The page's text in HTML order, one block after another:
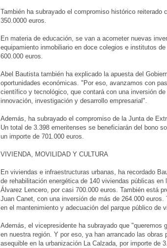
También ha subrayado el compromiso histórico
350.0000 euros.
En materia de educación, se van a acometer nuevas
equipamiento inmobiliario en doce colegios e institutos
600.000 euros.
Abel Bautista también ha explicado la apuesta del
oportunidades económicas. "Por eso, avanzamos con
científico y tecnológico, que contará con una inversión
innovación, investigación y desarrollo empresarial".
Además, ha subrayado el compromiso de la Junta de
Un total de 3.398 emeritenses se beneficiarán del bono
un importe de 701.000 euros.
VIVIENDA, MOVILIDAD Y CULTURA
En viviendas e infraestructuras urbanas, ha recordado
de rehabilitación energética de 140 viviendas públicas
Álvarez Lencero, por casi 700.000 euros. También está
Juan Canet, con una inversión de más de 264.000
en el mantenimiento y adecuación del parque público de
Además, el vicepresidente ha subrayado que
en nuestra región. Y por eso, ya han arrancado las
asequible en la urbanización La Calzada, por importe de